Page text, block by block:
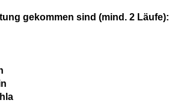
gekommen sind (mind. 2 Läufe):